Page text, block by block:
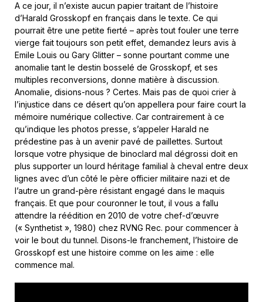
A ce jour, il n’existe aucun papier traitant de l’histoire
d’Harald Grosskopf en français dans le texte. Ce qui
pourrait être une petite fierté – après tout fouler une terre
vierge fait toujours son petit effet, demandez leurs avis à
Emile Louis ou Gary Glitter – sonne pourtant comme une
anomalie tant le destin bosselé de Grosskopf, et ses
multiples reconversions, donne matière à discussion.
Anomalie, disions-nous ? Certes. Mais pas de quoi crier à
l’injustice dans ce désert qu’on appellera pour faire court la
mémoire numérique collective. Car contrairement à ce
qu’indique les photos presse, s’appeler Harald ne
prédestine pas à un avenir pavé de paillettes. Surtout
lorsque votre physique de binoclard mal dégrossi doit en
plus supporter un lourd héritage familial à cheval entre deux
lignes avec d’un côté le père officier militaire nazi et de
l’autre un grand-père résistant engagé dans le maquis
français. Et que pour couronner le tout, il vous a fallu
attendre la réédition en 2010 de votre chef-d’œuvre
(« Synthetist », 1980) chez RVNG Rec. pour commencer à
voir le bout du tunnel. Disons-le franchement, l’histoire de
Grosskopf est une histoire comme on les aime : elle
commence mal.